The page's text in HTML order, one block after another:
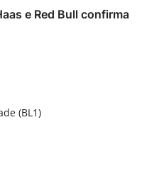
e Red Bull confirma
(BL1)